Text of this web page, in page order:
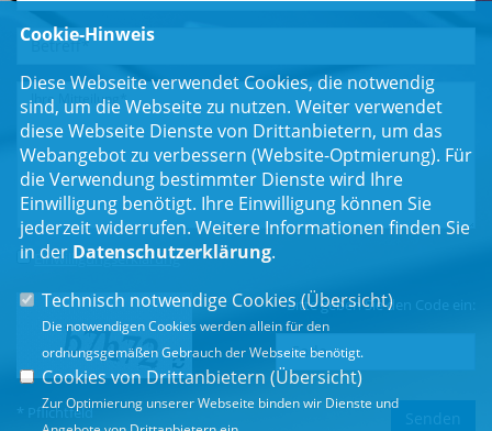
Einwilligungserklärung*
Bitte geben Sie den Code ein:
* Pflichtfeld
Cookie-Hinweis
Diese Webseite verwendet Cookies, die notwendig
sind, um die Webseite zu nutzen. Weiter verwendet
diese Webseite Dienste von Drittanbietern, um das
Webangebot zu verbessern (Website-Optmierung). Für
die Verwendung bestimmter Dienste wird Ihre
Einwilligung benötigt. Ihre Einwilligung können Sie
jederzeit widerrufen. Weitere Informationen finden Sie
in der Datenschutzerklärung.
Technisch notwendige Cookies (Übersicht)
Die notwendigen Cookies werden allein für den
ordnungsgemäßen Gebrauch der Webseite benötigt.
Cookies von Drittanbietern (Übersicht)
Zur Optimierung unserer Webseite binden wir Dienste und